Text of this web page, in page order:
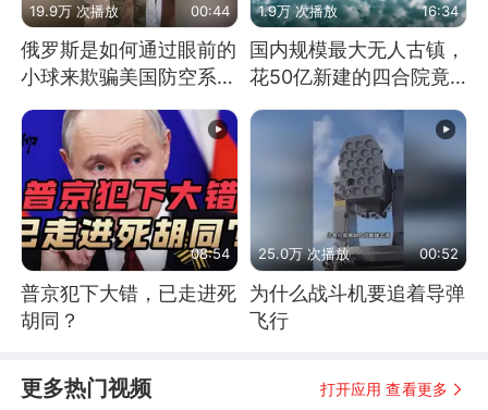
19.9万 次播放 00:44
俄罗斯是如何通过眼前的
小球来欺骗美国防空系统
1.9万 次播放 16:34
国内规模最大无人古镇，
花50亿新建的四合院竟
08:54
普京犯下大错，已走进死
胡同？
25.0万 次播放 00:52
为什么战斗机要追着导弹
飞行
更多热门视频 打开应用 查看更多